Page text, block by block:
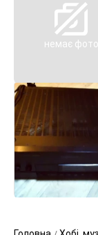
немає фото